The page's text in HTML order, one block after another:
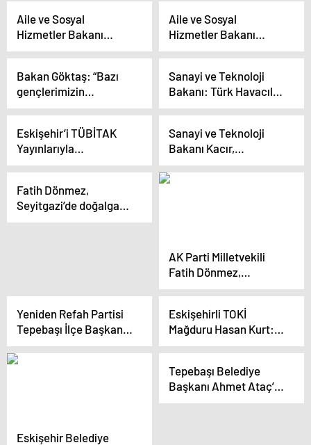
Başkan adayı Nebi
Hatipoğlu’nun
iddialarına yanıt verdi
Aile ve Sosyal
Hizmetler Bakanı
Eskişehir’de Büyük
Buluşması’na katıldı
Aile ve Sosyal
Hizmetler Bakanı
Mahinur Özdemir
üzerinde şehit yakını,
gazi ve gazi yakını
ataması yapılacağını
müjdeledi
Bakan Göktaş: “Bazı
gençlerimizin
üniversite kapılarından
geride kaldı”
Sanayi ve Teknoloji
Bakanı: Türk Havacılığı
Altın Çağını Yaşıyor
Eskişehir’i TÜBİTAK
Yayınlarıyla
Buluşturuyoruz Projesi
Gerçekleştirildi
Sanayi ve Teknoloji
Bakanı Kacır,
Eskişehir’de fabrika
açılışında konuştu
Fatih Dönmez,
Seyitgazi’de doğalgaz
kullanan ilk haneyi
AK Parti Milletvekili
Fatih Dönmez,
Seyitgazi-Kırka yol
çalışmalarını ziyaret
etti
Yeniden Refah Partisi
Tepebaşı İlçe Başkanı
ve Belediye Başkan
Adayı İstifa Etti
Eskişehirli TOKİ
Mağduru Hasan Kurt:
“Cumhurbaşkanım
ve Şehircilik ile TOKİ
Başkanı’na Söyleyin”
Eskişehir Belediye
Tepebaşı Belediye
Başkanı Ahmet Ataç’ın
Şirintepe